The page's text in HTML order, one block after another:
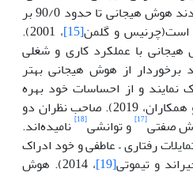
2001). چرنیس و گلمن معتقدند هوش هیجانی تا حدود 90/0 بر
است(چرنیس و گلمن[15]
، 2001).
هیجانی با عملکرد کاری و شغلی
برخوردار از هوش هیجانی بهتر
نمایند و از احساسات خود بهره
و همکاران، 2019). صاحب نظران دو
صفتی[17] و توانشی[18]
نامیده‌اند.
رفتاری – عاطفی و خود ادراک
و تیموتی[19]
، 2014). هوش